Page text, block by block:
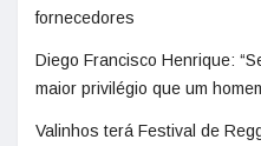
fornecedores
Diego Francisco Henrique:
maior privilégio que um
Valinhos terá Festival de